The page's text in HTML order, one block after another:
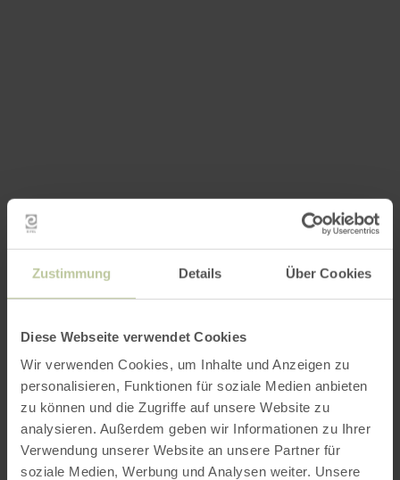
Zustimmung Details Über Cookies
Diese Webseite verwendet Cookies
Wir verwenden Cookies, um Inhalte und Anzeigen zu
personalisieren, Funktionen für soziale Medien anbieten
zu können und die Zugriffe auf unsere Website zu
analysieren. Außerdem geben wir Informationen zu Ihrer
Verwendung unserer Website an unsere Partner für
soziale Medien, Werbung und Analysen weiter. Unsere
Impressions